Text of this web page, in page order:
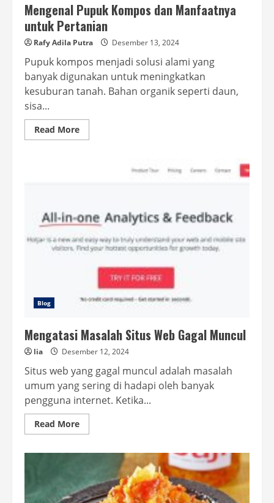
Mengenal Pupuk Kompos dan Manfaatnya
untuk Pertanian
Rafy Adila Putra Desember 13, 2024
Pupuk kompos menjadi solusi alami yang
banyak digunakan untuk meningkatkan
kesuburan tanah. Bahan organik seperti daun,
sisa...
Read MoreRead
more
Blog
Mengatasi Masalah Situs Web Gagal Muncul
lia Desember 12, 2024
Situs web yang gagal muncul adalah masalah
umum yang sering di hadapi oleh banyak
pengguna internet. Ketika...
Read MoreRead
more
Gagal
Muncul